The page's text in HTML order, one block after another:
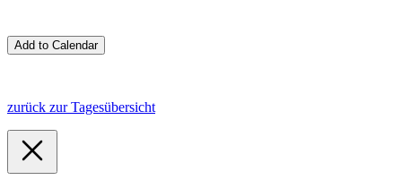
zurück zur Tagesübersicht